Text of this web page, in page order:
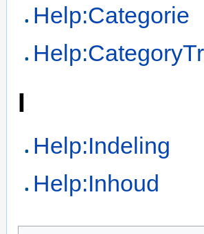
Help:Categorie
I
Help:Indeling
Help:Inhoud